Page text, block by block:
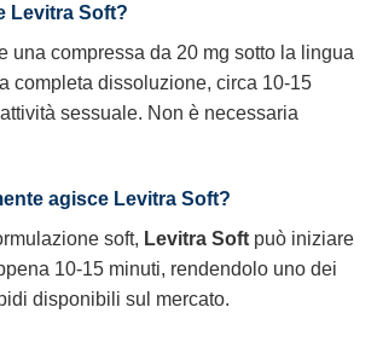
Levitra Soft?
una compressa da 20 mg sotto la lingua
completa dissoluzione, circa 10-15
sessuale. Non è necessaria
agisce Levitra Soft?
soft, Levitra Soft può iniziare
10-15 minuti, rendendolo uno dei
disponibili sul mercato.